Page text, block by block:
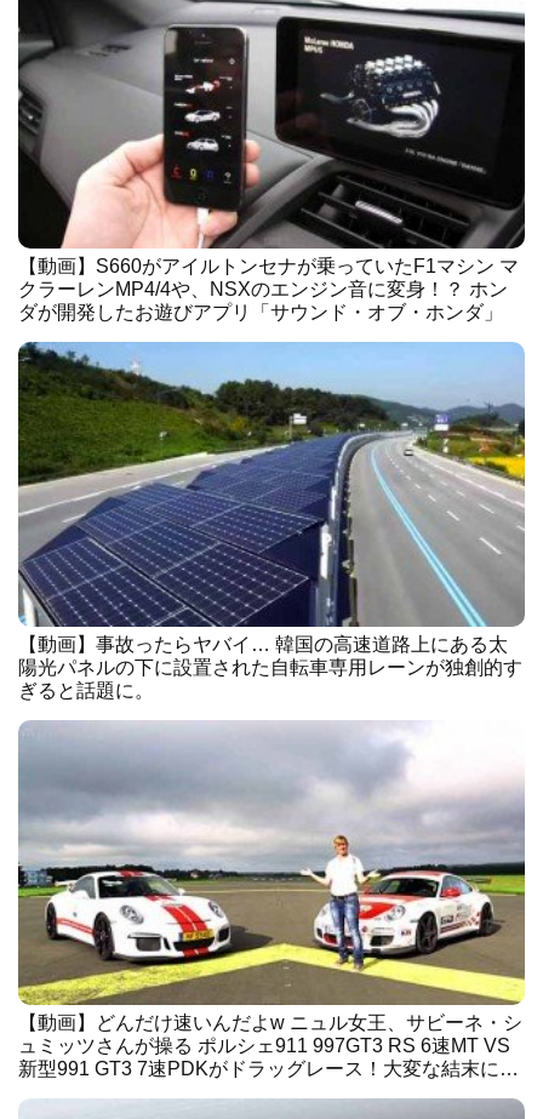
【動画】S660がアイルトンセナが乗っていたF1マシン マ
クラーレンMP4/4や、NSXのエンジン音に変身！？ ホン
ダが開発したお遊びアプリ「サウンド・オブ・ホンダ」
【動画】事故ったらヤバイ… 韓国の高速道路上にある太
陽光パネルの下に設置された自転車専用レーンが独創的す
ぎると話題に。
【動画】どんだけ速いんだよw ニュル女王、サビーネ・シ
ュミッツさんが操る ポルシェ911 997GT3 RS 6速MT VS
新型991 GT3 7速PDKがドラッグレース！大変な結末に…